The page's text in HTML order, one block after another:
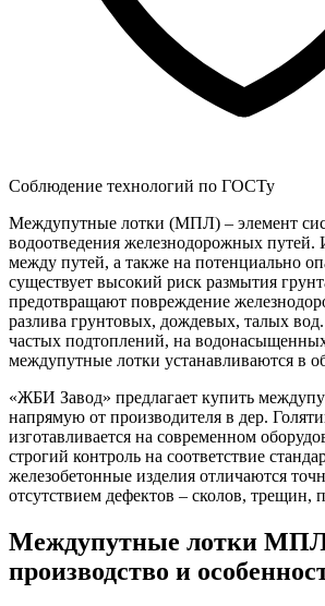
Соблюдение технологий по ГОСТу
Междупутные лотки (МПЛ) – элемент
водоотведения железнодорожных путей.
между путей, а также на потенциально
существует высокий риск размытия
предотвращают повреждение
разлива грунтовых, дождевых, талых
частых подтоплений, на
междупутные лотки устанавливаются в
«ЖБИ Завод» предлагает купить
напрямую от производителя в дер.
изготавливается на современном
строгий контроль на соответствие
железобетонные изделия отличаются
отсутствием дефектов – сколов, трещин,
Междупутные лотки
производство и